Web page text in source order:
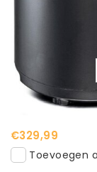
€329,99
Toevoegen